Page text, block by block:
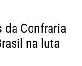
da Confraria
na luta